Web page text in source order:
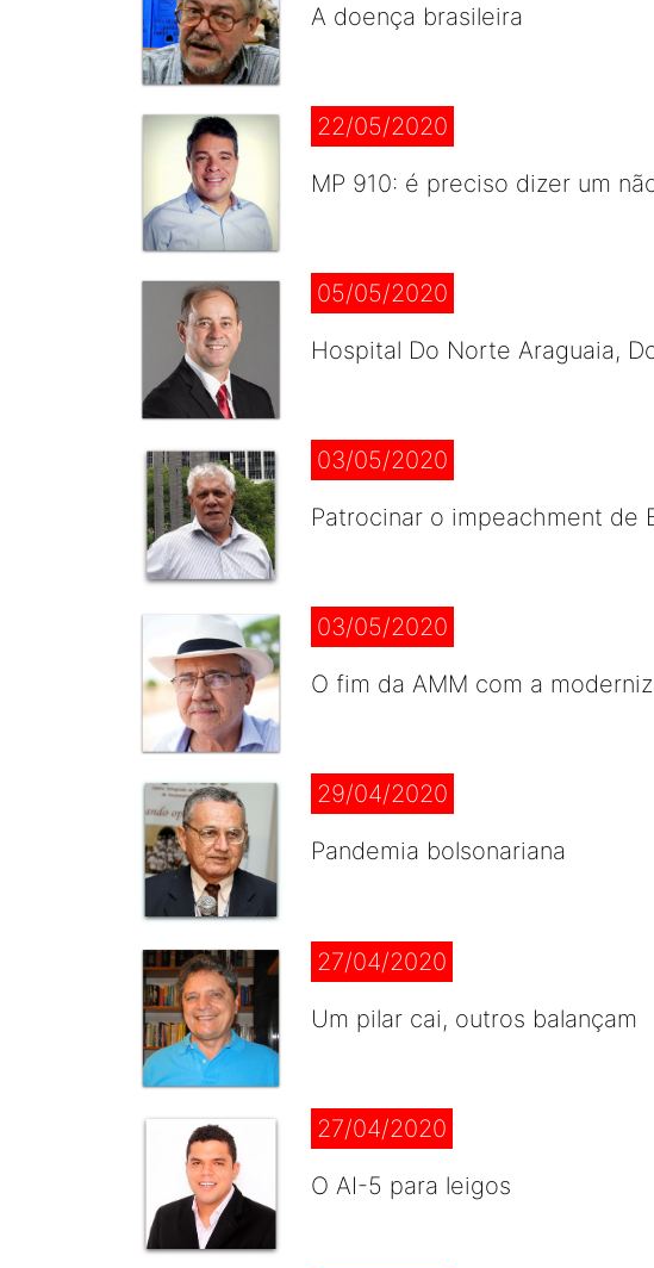
A doença brasileira
22/05/2020
MP 910: é preciso dizer um
05/05/2020
Hospital Do Norte Araguaia,
03/05/2020
Patrocinar o impeachment de
03/05/2020
O fim da AMM com a
29/04/2020
Pandemia bolsonariana
27/04/2020
Um pilar cai, outros balançam
27/04/2020
O AI-5 para leigos